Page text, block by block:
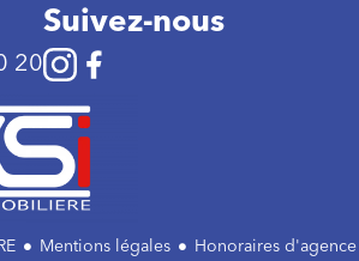
20
Suivez-nous
Mentions légales Honoraires d'agence